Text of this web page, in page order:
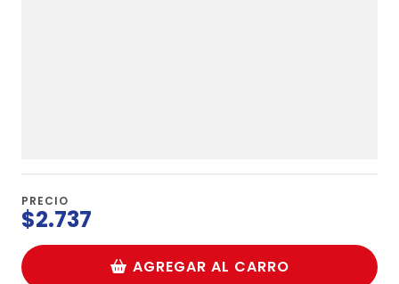
PRECIO
$2.737
AGREGAR AL CARRO